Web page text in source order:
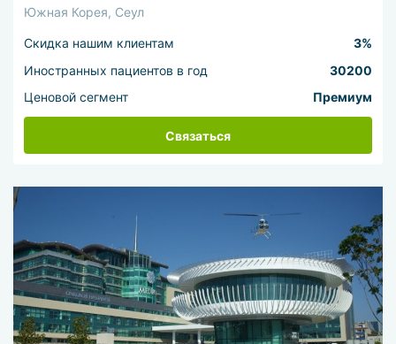
Южная Корея, Сеул
Скидка нашим клиентам
3%
Иностранных пациентов в год
30200
Ценовой сегмент
Премиум
Связаться